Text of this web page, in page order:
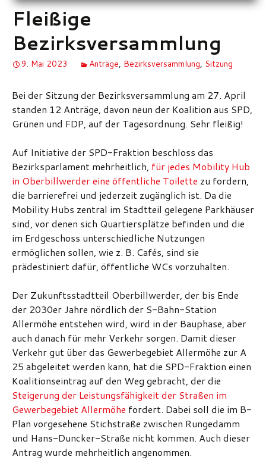
Fleißige
Bezirksversammlung
9. Mai 2023 Anträge, Bezirksversammlung, Sitzung
Bei der Sitzung der Bezirksversammlung am 27. April
standen 12 Anträge, davon neun der Koalition aus SPD,
Grünen und FDP, auf der Tagesordnung. Sehr fleißig!
Auf Initiative der SPD-Fraktion beschloss das
Bezirksparlament mehrheitlich, für jedes Mobility Hub
in Oberbillwerder eine öffentliche Toilette zu fordern,
die barrierefrei und jederzeit zugänglich ist. Da die
Mobility Hubs zentral im Stadtteil gelegene Parkhäuser
sind, vor denen sich Quartiersplätze befinden und die
im Erdgeschoss unterschiedliche Nutzungen
ermöglichen sollen, wie z. B. Cafés, sind sie
prädestiniert dafür, öffentliche WCs vorzuhalten.
Der Zukunftsstadtteil Oberbillwerder, der bis Ende
der 2030er Jahre nördlich der S-Bahn-Station
Allermöhe entstehen wird, wird in der Bauphase, aber
auch danach für mehr Verkehr sorgen. Damit dieser
Verkehr gut über das Gewerbegebiet Allermöhe zur A
25 abgeleitet werden kann, hat die SPD-Fraktion einen
Koalitionseintrag auf den Weg gebracht, der die
Steigerung der Leistungsfähigkeit der Straßen im
Gewerbegebiet Allermöhe fordert. Dabei soll die im B-
Plan vorgesehene Stichstraße zwischen Rungedamm
und Hans-Duncker-Straße nicht kommen. Auch dieser
Antrag wurde mehrheitlich angenommen.